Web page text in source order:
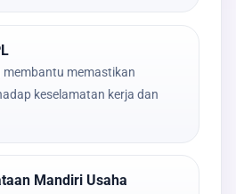
membantu memastikan
keselamatan kerja dan
Mandiri Usaha